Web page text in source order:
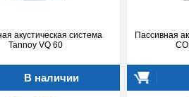
акустическая система
Tannoy VQ 60
В наличии
Пассивная